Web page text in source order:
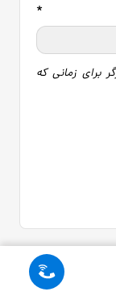
*
برای زمانی که